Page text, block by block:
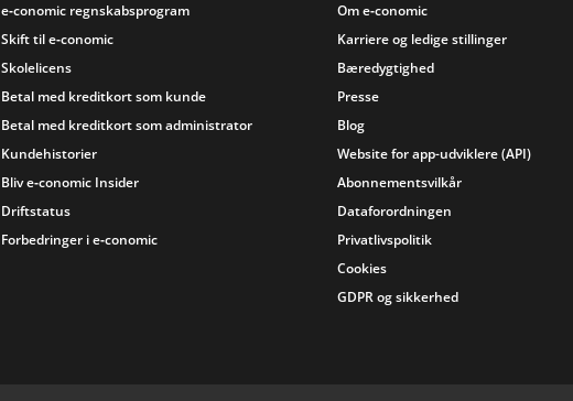
e‑conomic regnskabsprogram
Skift til e‑conomic
Skolelicens
Betal med kreditkort som kunde
Betal med kreditkort som administrator
Kundehistorier
Bliv e‑conomic Insider
Driftstatus
Forbedringer i e‑conomic
Om e‑conomic
Karriere og ledige stillinger
Bæredygtighed
Presse
Blog
Website for app-udviklere (API)
Abonnementsvilkår
Dataforordningen
Privatlivspolitik
Cookies
GDPR og sikkerhed